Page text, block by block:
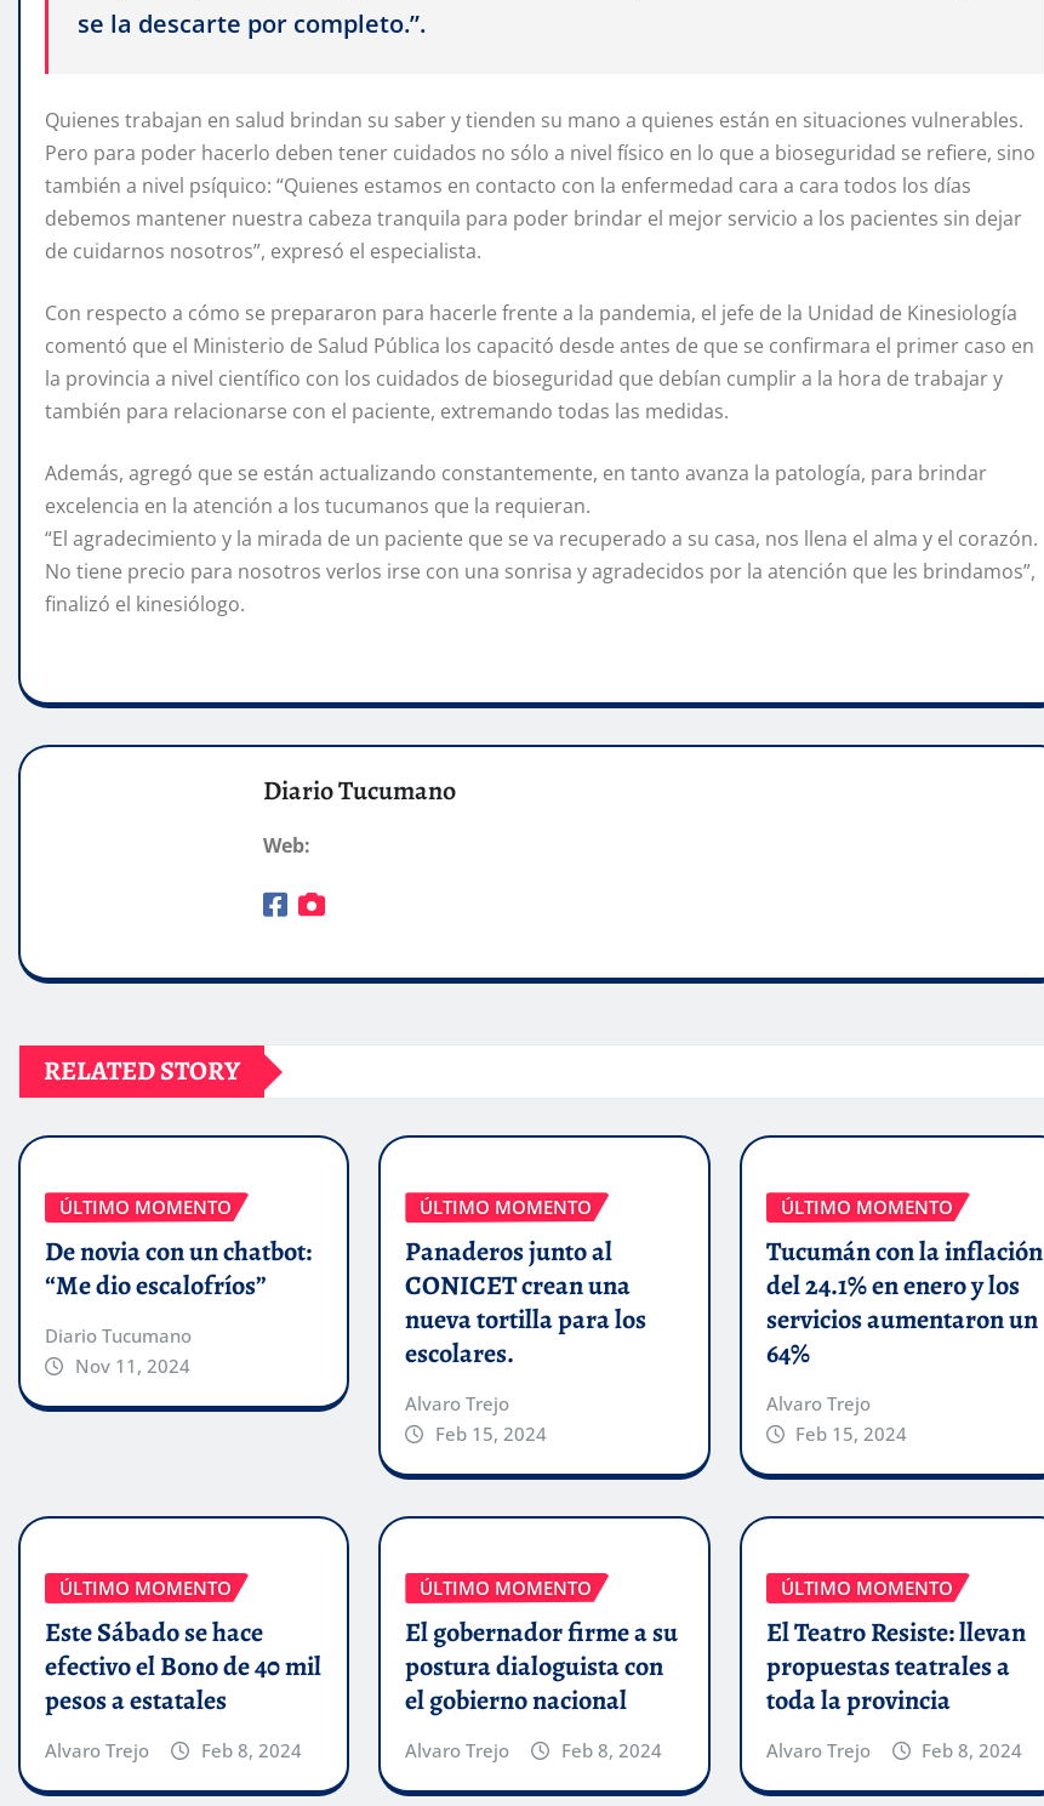
se la descarte por completo.”.
Quienes trabajan en salud brindan su saber y tienden su mano a quienes están en situaciones vulnerables.
Pero para poder hacerlo deben tener cuidados no sólo a nivel físico en lo que a bioseguridad se refiere, sino
también a nivel psíquico: “Quienes estamos en contacto con la enfermedad cara a cara todos los días
debemos mantener nuestra cabeza tranquila para poder brindar el mejor servicio a los pacientes sin dejar
de cuidarnos nosotros”, expresó el especialista.
Con respecto a cómo se prepararon para hacerle frente a la pandemia, el jefe de la Unidad de Kinesiología
comentó que el Ministerio de Salud Pública los capacitó desde antes de que se confirmara el primer caso en
la provincia a nivel científico con los cuidados de bioseguridad que debían cumplir a la hora de trabajar y
también para relacionarse con el paciente, extremando todas las medidas.
Además, agregó que se están actualizando constantemente, en tanto avanza la patología, para brindar
excelencia en la atención a los tucumanos que la requieran.
“El agradecimiento y la mirada de un paciente que se va recuperado a su casa, nos llena el alma y el corazón.
No tiene precio para nosotros verlos irse con una sonrisa y agradecidos por la atención que les brindamos”,
finalizó el kinesiólogo.
Diario Tucumano
Web:
RELATED STORY
ÚLTIMO MOMENTO
De novia con un chatbot:
“Me dio escalofríos”
Diario Tucumano
Nov 11, 2024
ÚLTIMO MOMENTO
Panaderos junto al
CONICET crean una
nueva tortilla para los
escolares.
Alvaro Trejo
Feb 15, 2024
ÚLTIMO MOMENTO
Tucumán con la inflación
del 24.1% en enero y los
servicios aumentaron un
64%
Alvaro Trejo
Feb 15, 2024
ÚLTIMO MOMENTO
Este Sábado se hace
efectivo el Bono de 40 mil
pesos a estatales
Alvaro Trejo Feb 8, 2024
ÚLTIMO MOMENTO
El gobernador firme a su
postura dialoguista con
el gobierno nacional
Alvaro Trejo Feb 8, 2024
ÚLTIMO MOMENTO
El Teatro Resiste: llevan
propuestas teatrales a
toda la provincia
Alvaro Trejo Feb 8, 2024